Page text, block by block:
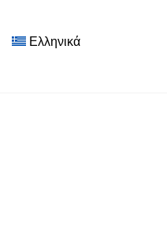
Ελληνικά